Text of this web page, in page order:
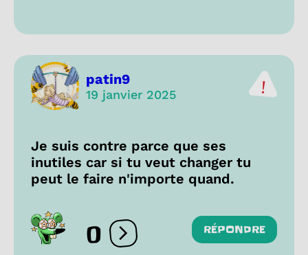
patin9
19 janvier 2025
Je suis contre parce que ses
inutiles car si tu veut changer tu
peut le faire n'importe quand.
0 Ouvrir les réactions
RÉPONDRE